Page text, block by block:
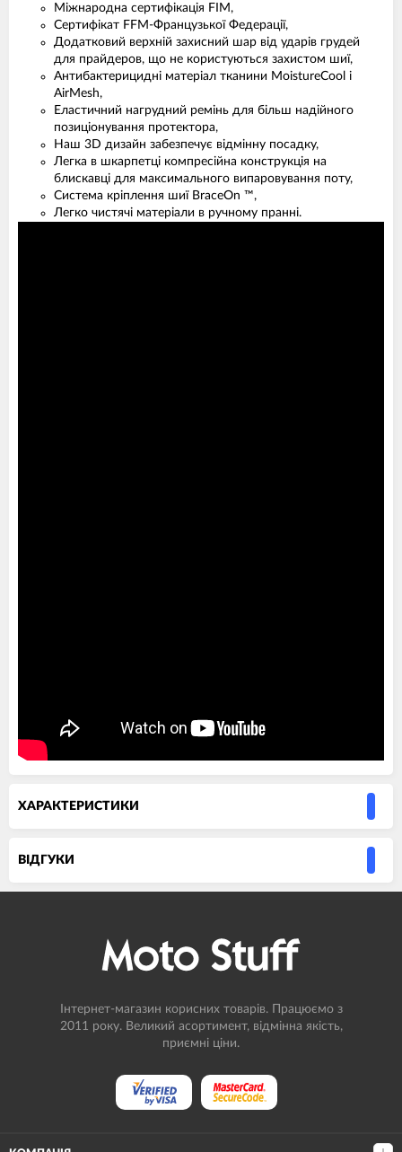
Міжнародна сертифікація FIM,
Сертифікат FFM-Французької Федерації,
Додатковий верхній захисний шар від ударів грудей
для прайдеров, що не користуються захистом шиї,
Антибактерицидні матеріал тканини MoistureCool і
AirMesh,
Еластичний нагрудний ремінь для більш надійного
позиціонування протектора,
Наш 3D дизайн забезпечує відмінну посадку,
Легка в шкарпетці компресійна конструкція на
блискавці для максимального випаровування поту,
Система кріплення шиї BraceOn ™,
Легко чистячі матеріали в ручному пранні.
ХАРАКТЕРИСТИКИ
ВIДГУКИ
Інтернет-магазин корисних товарів. Працюємо з
2011 року. Великий асортимент, відмінна якість,
приємні ціни.